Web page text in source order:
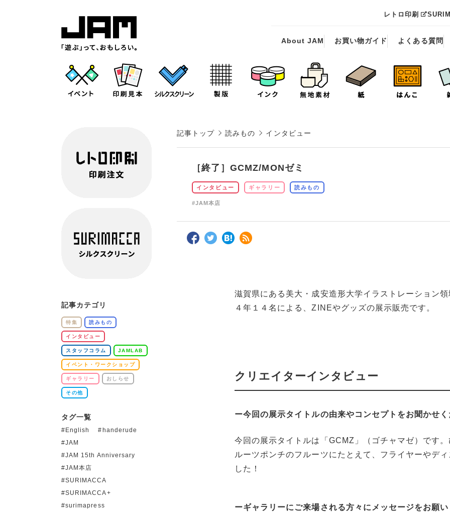
レトロ印刷
About JAM お買い物ガイド よくある質問
記事トップ 読みもの インタビュー
［終了］GCMZ/MONゼミ
インタビュー ギャラリー 読みもの
#JAM本店
滋賀県にある美大・成安造形大学イラストレーション
４年１４名による、ZINEやグッズの展示販売です。
クリエイターインタビュー
ー今回の展示タイトルの由来やコンセプトをお聞かせ
今回の展示タイトルは「GCMZ」（ゴチャマゼ）です
ルーツポンチのフルーツにたとえて、フライヤーやデ
した！
ーギャラリーにご来場される方々にメッセージをお願
記事カテゴリ
特集 読みもの
インタビュー
スタッフコラム JAMLAB
イベント・ワークショップ
ギャラリー おしらせ
その他
タグ一覧
English
handerude
JAM
JAM 15th Anniversary
JAM本店
SURIMACCA
SURIMACCA+
surimapress